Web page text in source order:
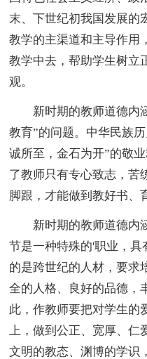
末、下世纪初我国发展的
教学的主渠道和主导作用
教学中去，帮助学生树立
观。
新时期的教师道德内涵
教育”的问题。中华民族
诚所至，金石为开”的敬
了教师只有专心致志，苦
脚跟，才能做到教好书、
新时期的教师道德内涵
节是一种特殊的'职业，
的是跨世纪的人材，要求
全的人格、良好的品德，
此，作教师要把对学生的
上，做到公正、宽厚、
文明的教态、渊博的学识